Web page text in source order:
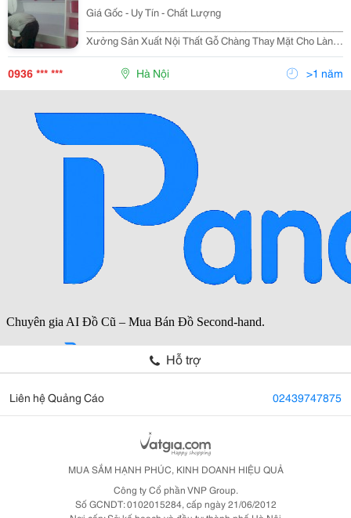
Giá Gốc - Uy Tín - Chất Lượng
Xưởng Sản Xuất Nội Thất Gỗ Chàng Thay Mặt Cho Làng
Nghề Truyền Thống, Gửi Lời Chào Đến Tất Cả Khách
Hàng. Cảm Ơn Quý Khách Đã Quan Tâm Và Luôn Đồng
0936 *** *** Hà Nội >1 năm
Hỗ trợ
Liên hệ Quảng Cáo 02439747875
MUA SẮM HẠNH PHÚC, KINH DOANH HIỆU QUẢ
Công ty Cổ phần VNP Group.
Số GCNDT: 0102015284, cấp ngày 21/06/2012